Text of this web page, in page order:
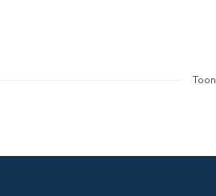
Toon